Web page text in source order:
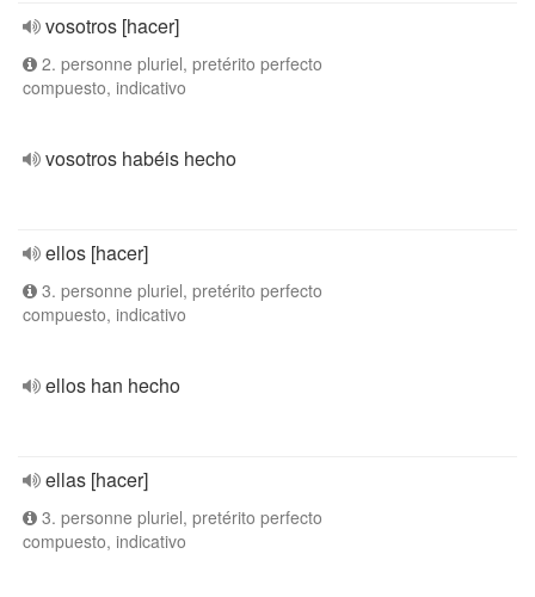
vosotros [hacer]
2. personne pluriel, pretérito perfecto
compuesto, indicativo
vosotros habéis hecho
ellos [hacer]
3. personne pluriel, pretérito perfecto
compuesto, indicativo
ellos han hecho
ellas [hacer]
3. personne pluriel, pretérito perfecto
compuesto, indicativo